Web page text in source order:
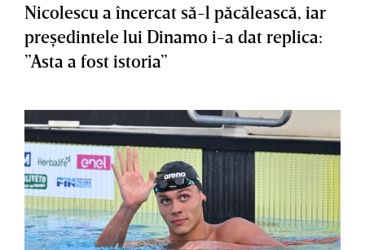
Nicolescu a încercat să-l păcălească, iar
preşedintele lui Dinamo i-a dat replica:
”Asta a fost istoria”